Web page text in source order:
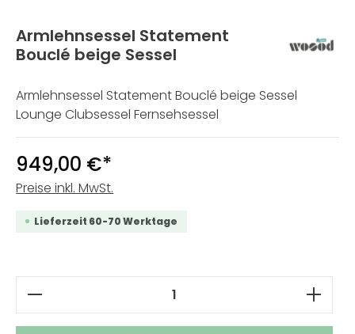
Armlehnsessel Statement
Bouclé beige Sessel
Armlehnsessel Statement Bouclé beige Sessel
Lounge Clubsessel Fernsehsessel
949,00 €*
Preise inkl. MwSt.
Lieferzeit 60-70 Werktage
Produkt Anzahl: Gib den